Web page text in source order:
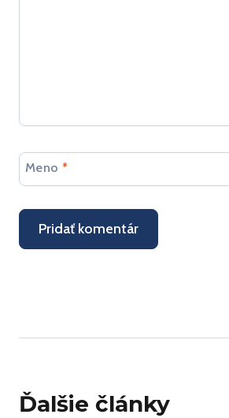
Meno*
Ďalšie články